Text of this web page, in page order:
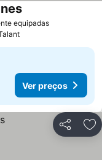
equipadas
Ver preços
Partilhar